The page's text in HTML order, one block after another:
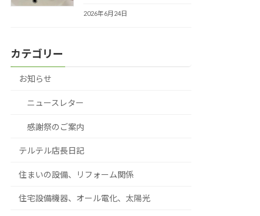
2026年6月24日
カテゴリー
お知らせ
ニュースレター
感謝祭のご案内
テルテル店長日記
住まいの設備、リフォーム関係
住宅設備機器、オール電化、太陽光